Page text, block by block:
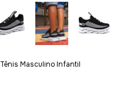
Tênis Masculino Infantil